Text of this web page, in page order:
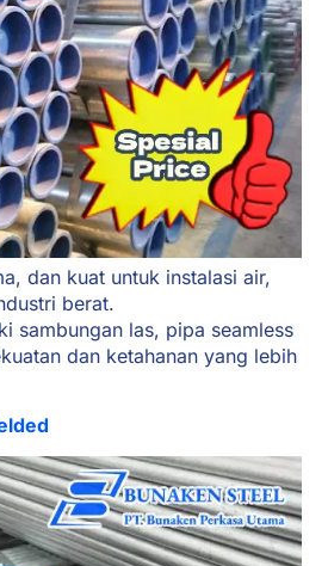
dan kuat untuk instalasi air,
berat.
sambungan las, pipa seamless
dan ketahanan yang lebih